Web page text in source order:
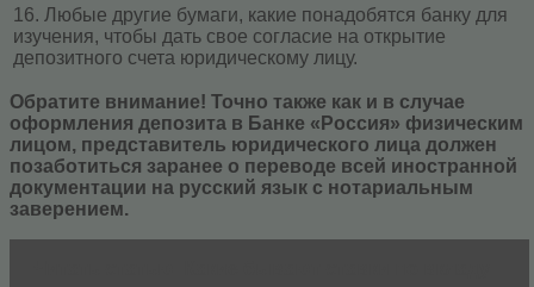
16. Любые другие бумаги, какие понадобятся банку для
изучения, чтобы дать свое согласие на открытие
депозитного счета юридическому лицу.
Обратите внимание! Точно также как и в случае
оформления депозита в Банке «Россия» физическим
лицом, представитель юридического лица должен
позаботиться заранее о переводе всей иностранной
документации на русский язык с нотариальным
заверением.